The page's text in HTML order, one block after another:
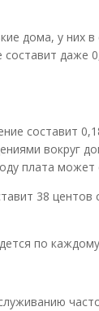
дома, у них в
даже
составит
вокруг
плата может
38 центов
по